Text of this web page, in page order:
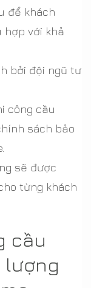
để khách
hợp với khả
bởi đội ngũ tư
công cầu
sách bảo
sẽ được
từng khách
cầu
lượng